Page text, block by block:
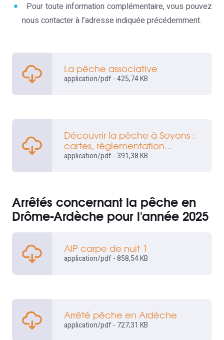
Pour toute information complémentaire, vous pouvez
nous contacter à l’adresse indiquée précédemment.
La pêche associative
application/pdf - 425,74 KB
Découvrir la pêche à Soyons :
cartes, règlementation...
application/pdf - 391,38 KB
Arrêtés concernant la pêche en
Drôme-Ardèche pour l'année 2025
AIP carpe de nuit 1
application/pdf - 858,54 KB
Arrêté pêche en Ardèche
application/pdf - 727,31 KB